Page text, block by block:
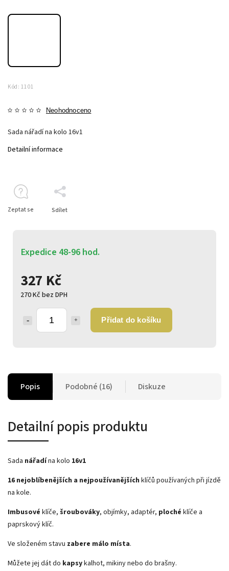
Kód: 1101
Neohodnoceno
327 Kč
270 Kč bez DPH
Přidat do košíku
Expedice 48-96 hod.
Sada nářadí na kolo 16v1
Detailní informace
Zeptat se Sdílet
Popis Podobné (16) Diskuze
Detailní popis produktu
Sada nářadína kolo 16v1
16 nejoblíbenějších a nejpoužívanějších klíčů používaných při jízdě
na kole.
Imbusové klíče, šroubováky, objímky, adaptér, ploché klíče a
paprskový klíč.
Ve složeném stavu zabere málo místa.
Můžete jej dát do kapsykalhot, mikiny nebo do brašny.